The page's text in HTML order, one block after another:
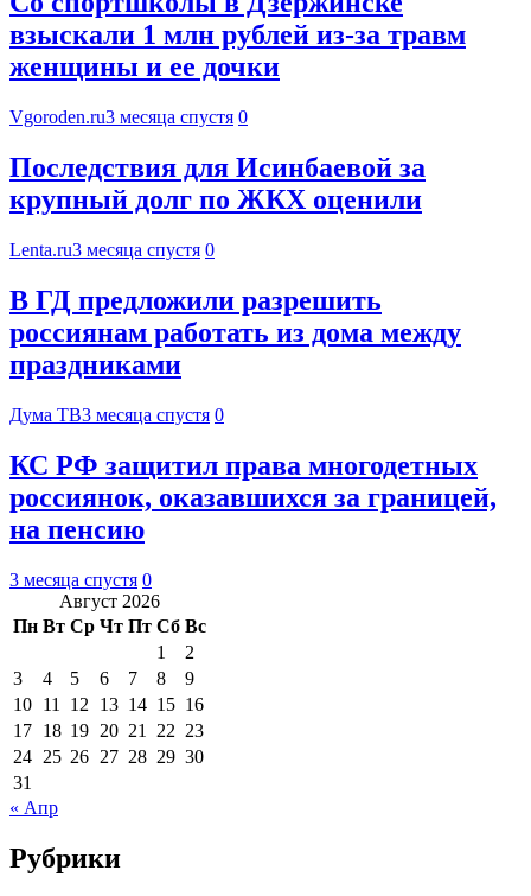
взыскали 1 млн рублей из-за травм
женщины и ее дочки
Vgoroden.ru3 месяца спустя 0
Последствия для Исинбаевой за
крупный долг по ЖКХ оценили
Lenta.ru3 месяца спустя 0
В ГД предложили разрешить
россиянам работать из дома между
праздниками
Дума ТВ3 месяца спустя 0
КС РФ защитил права многодетных
россиянок, оказавшихся за границей,
на пенсию
3 месяца спустя 0
Август 2026
Пн Вт Ср Чт Пт Сб Вс
1
2
3
4 5 6 7 8
9
10 11 12 13 14 15 16
17 18 19 20 21 22 23
24 25 26 27 28 29 30
31
« Апр
Рубрики